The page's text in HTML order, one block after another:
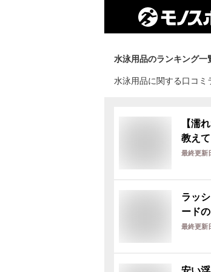
水泳用品のランキング一
水泳用品に関する口コミ
【濡
教えて
最終更新
ラッ
ード
最終更新